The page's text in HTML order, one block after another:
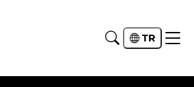
TR